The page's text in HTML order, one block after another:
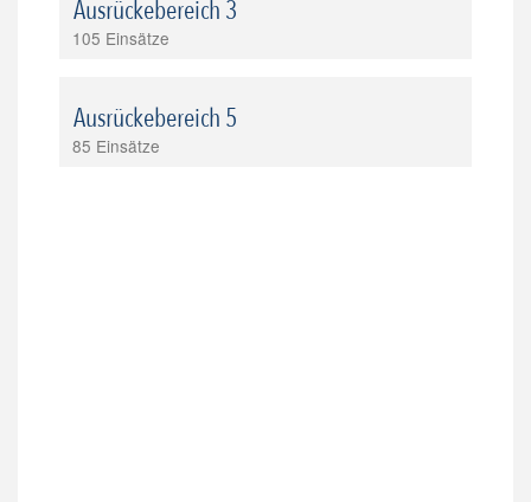
Ausrückebereich 3
105 Einsätze
Ausrückebereich 5
85 Einsätze